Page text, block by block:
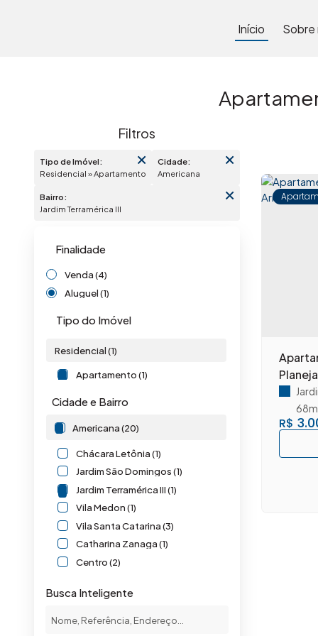
Sobre
Início
Tipo de Imóvel:
Residencial » Apartamento
Cidade:
Americana
Bairro:
Jardim Terramérica III
Finalidade
Venda (4)
Aluguel (1)
Tipo do Imóvel
Residencial (1)
Apartamento (1)
Cidade e Bairro
Americana (20)
Chácara Letônia (1)
Jardim São Domingos (1)
Jardim Terramérica III (1)
Vila Medon (1)
Vila Santa Catarina (3)
Catharina Zanaga (1)
Centro (2)
Jardim da Balsa II (1)
Jardim Ipiranga (1)
Busca Inteligente
R$